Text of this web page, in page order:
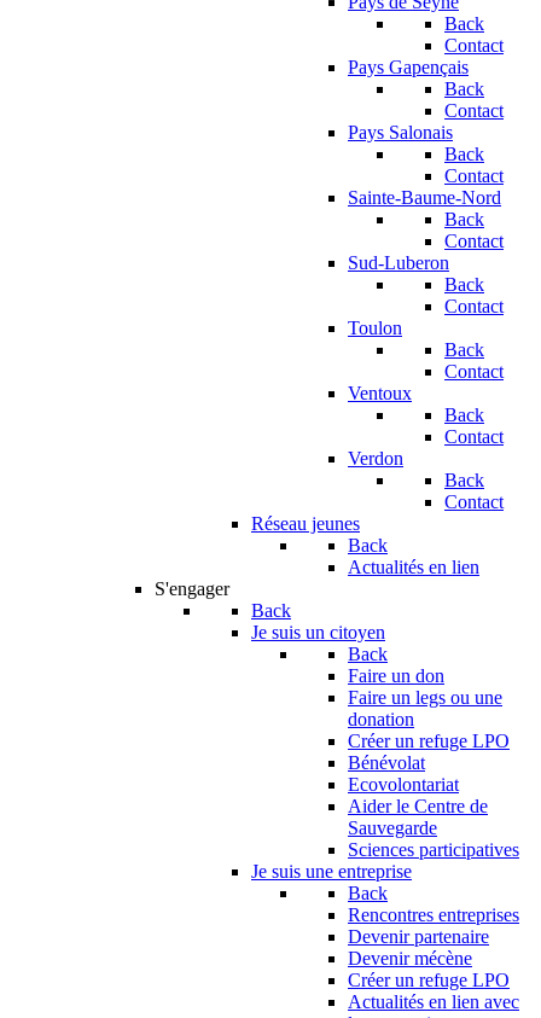
Back
Contact
Pays Gapençais
Back
Contact
Pays Salonais
Back
Contact
Sainte-Baume-Nord
Back
Contact
Sud-Luberon
Back
Contact
Toulon
Back
Contact
Ventoux
Back
Contact
Verdon
Back
Contact
Réseau jeunes
Back
Actualités en lien
S'engager
Back
Je suis un citoyen
Back
Faire un don
Faire un legs ou une
donation
Créer un refuge LPO
Bénévolat
Ecovolontariat
Aider le Centre de
Sauvegarde
Sciences participatives
Je suis une entreprise
Back
Rencontres entreprises
Devenir partenaire
Devenir mécène
Créer un refuge LPO
Actualités en lien avec